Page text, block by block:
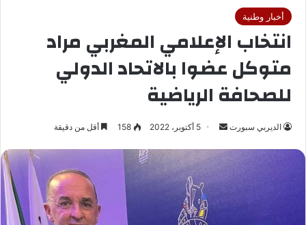
أخبار وطنية
انتخاب الإعلامي المغربي مراد
متوكل عضوا بالاتحاد الدولي
للصحافة الرياضية
الديربي سبورت
س
ر
5 أكتوبر، 2022 158 أقل من دقيقة